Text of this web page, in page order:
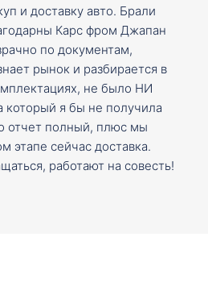
и доставку авто. Брали
Карс фром Джапан
по документам,
рынок и разбирается в
не было НИ
я бы не получила
отчет полный, плюс мы
этапе сейчас доставка.
работают на совесть!